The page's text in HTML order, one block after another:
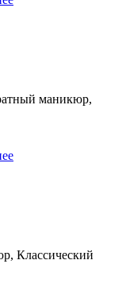
маникюр,
Классический